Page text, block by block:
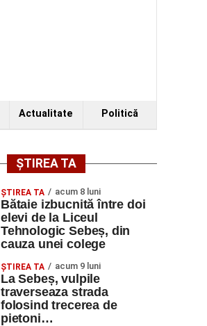
Actualitate Politică
ȘTIREA TA
ŞTIREA TA acum 8 luni
Bătaie izbucnită între doi
elevi de la Liceul
Tehnologic Sebeș, din
cauza unei colege
ŞTIREA TA acum 9 luni
La Sebeș, vulpile
traverseaza strada
folosind trecerea de
pietoni…